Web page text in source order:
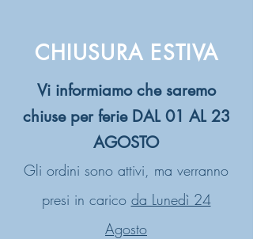
CHIUSURA ESTIVA
Vi informiamo che saremo
chiuse per ferie DAL 01 AL 23
AGOSTO
Gli ordini sono attivi, ma verranno
presi in carico da Lunedì 24
Agosto